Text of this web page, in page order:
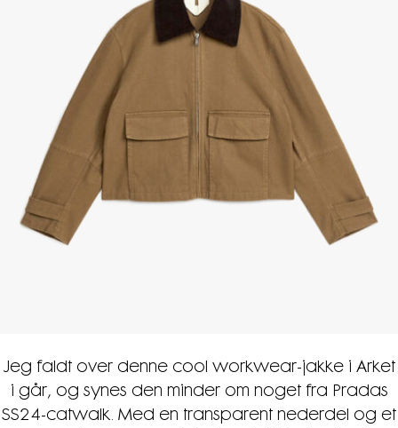
Jeg faldt over denne cool workwear-jakke i Arket
i går, og synes den minder om noget fra Pradas
SS24-catwalk. Med en transparent nederdel og et